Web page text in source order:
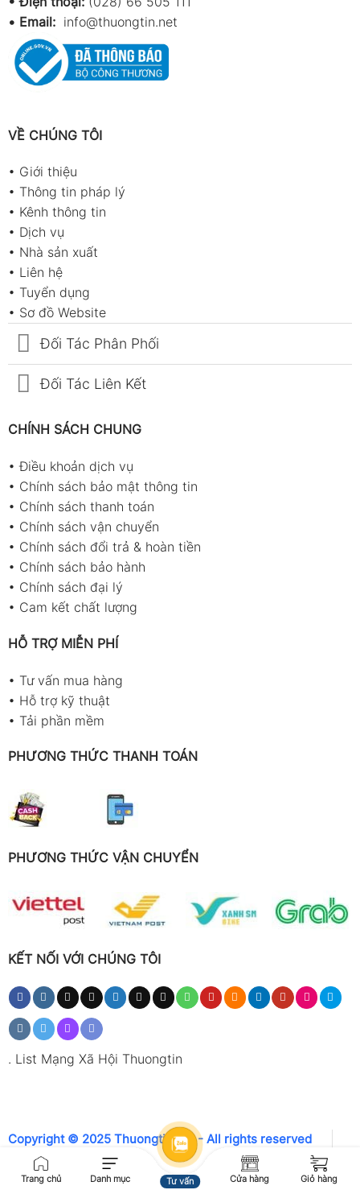
• Email: info@thuongtin.net
VỀ CHÚNG TÔI
• Giới thiệu
• Thông tin pháp lý
• Kênh thông tin
• Dịch vụ
• Nhà sản xuất
• Liên hệ
• Tuyển dụng
• Sơ đồ Website
Đối Tác Phân Phối
Đối Tác Liên Kết
CHÍNH SÁCH CHUNG
•Điều khoản dịch vụ
• Chính sách bảo mật thông tin
• Chính sách thanh toán
• Chính sách vận chuyển
• Chính sách đổi trả & hoàn tiền
• Chính sách bảo hành
• Chính sách đại lý
• Cam kết chất lượng
HỖ TRỢ MIỄN PHÍ
• Tư vấn mua hàng
• Hỗ trợ kỹ thuật
• Tải phần mềm
PHƯƠNG THỨC THANH TOÁN
PHƯƠNG THỨC VẬN CHUYỂN
KẾT NỐI VỚI CHÚNG TÔI
. List Mạng Xã Hội Thuongtin
Copyright © 2025 Thuongtin.net - All rights reserved
Trang chủ Danh mục Tư vấn Cửa hàng Giỏ hàng